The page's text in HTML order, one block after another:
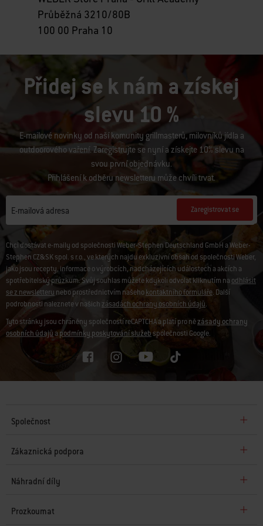
Průběžná 3210/80B
100 00 Praha 10
Přidej se k nám a získej
slevu 10 %
E-mailové novinky od naší komunity grillmasterů, milovníků jídla a
outdoorového vaření. Zaregistrujte se nyní a získejte 10% slevu na
svou první objednávku.
Přihlášení k odběru newsletteru může chvíli trvat.
E-mailová adresa Zaregistrovat se
Chci dostávat e-maily od společnosti Weber-Stephen Deutschland GmbH a Weber-
Stephen CZ&SK spol. s r.o., ve kterých najdu exkluzivní obsah od společnosti Weber,
jako jsou recepty, informace o výrobcích, nadcházejících událostech a akcích a
spotřebitelský průzkum. Svůj souhlas můžete kdykoli odvolat kliknutím na odhlásit
se z newsletteru nebo prostřednictvím našehokontaktního formuláře. Další
podrobnosti naleznete v našich zásadách ochrany osobních údajů.
Tyto stránky jsou chráněny společností reCAPTCHA a platí pro nězásady ochrany
osobních údajů apodmínky poskytování služebspolečnosti Google.
Společnost
Zákaznická podpora
Náhradní díly
Prozkoumat